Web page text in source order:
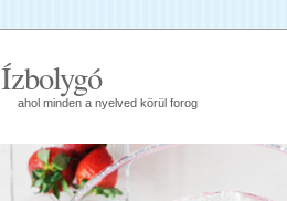
Ízbolygó
ahol minden a nyelved körül forog